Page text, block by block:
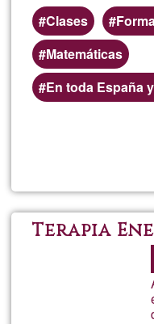
Clases
Matemáticas
En toda España
Terapia